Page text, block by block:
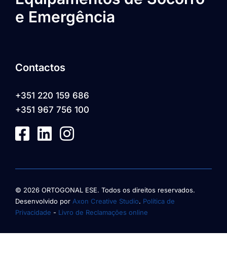
e Emergência
Contactos
+351 220 159 686
+351 967 756 100
© 2026 ORTOGONAL ESE. Todos os direitos reservados.
Desenvolvido por Axon Creative Studio. Política de
Privacidade - Livro de Reclamações online